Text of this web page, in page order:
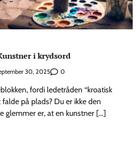
i krydsord
30, 2025 0
fordi ledetråden “kroatisk
på plads? Du er ikke den
glemmer er, at en kunstner […]